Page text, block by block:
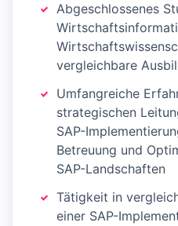
Abgeschlossenes
vergleichbare
Umfangreiche
strategischen
SAP-
Betreuung und
SAP-Landschaften
Tätigkeit in
einer SAP-